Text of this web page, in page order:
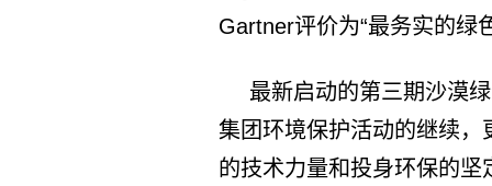
Gartner评价为“最务实的绿
最新启动的第三期沙漠
集团环境保护活动的继续
的技术力量和投身环保的